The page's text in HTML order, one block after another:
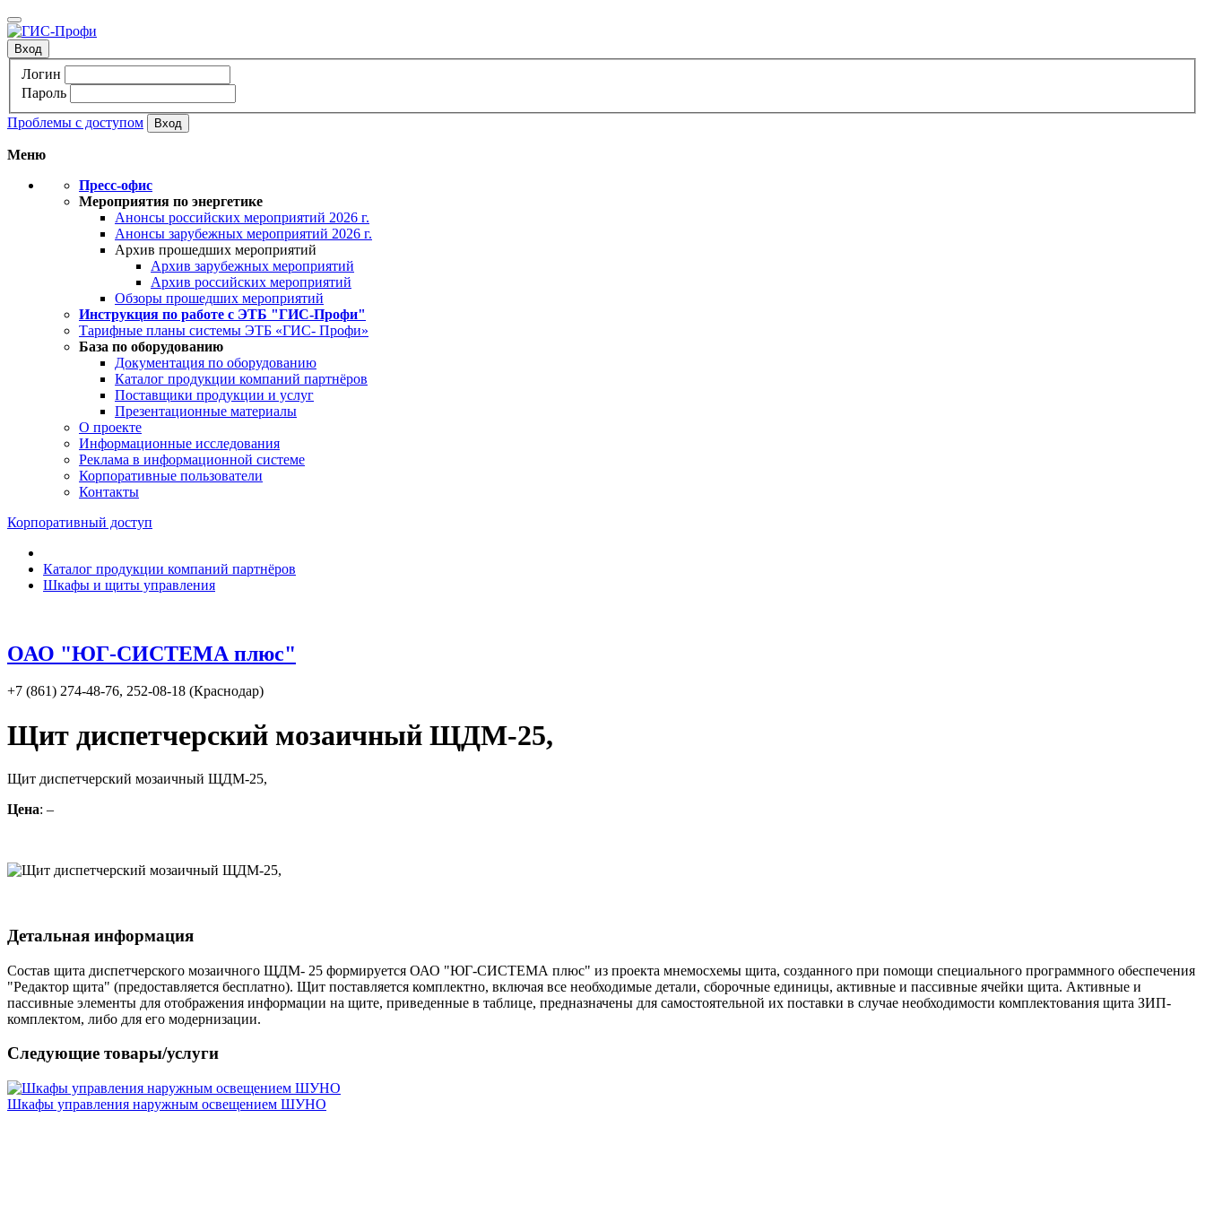
Вход
Логин
Пароль
Проблемы с доступом
Меню
Пресс-офис
Мероприятия по энергетике
Анонсы российских мероприятий 2026 г.
Анонсы зарубежных мероприятий 2026 г.
Архив прошедших мероприятий
Архив зарубежных мероприятий
Архив российских мероприятий
Обзоры прошедших мероприятий
Инструкция по работе с ЭТБ "ГИС-Профи"
Тарифные планы системы ЭТБ «ГИС- Профи»
База по оборудованию
Документация по оборудованию
Каталог продукции компаний партнёров
Поставщики продукции и услуг
Презентационные материалы
О проекте
Информационные исследования
Реклама в информационной системе
Корпоративные пользователи
Контакты
Корпоративный доступ
Каталог продукции компаний партнёров
Шкафы и щиты управления
ОАО "ЮГ-СИСТЕМА плюс"
+7 (861) 274-48-76, 252-08-18 (Краснодар)
Щит диспетчерский мозаичный ЩДМ-25,
Щит диспетчерский мозаичный ЩДМ-25,
Цена: –
Детальная информация
Состав щита диспетчерского мозаичного ЩДМ- 25 формируется ОАО "ЮГ-СИСТЕМА плюс" из проекта мнемосхемы щита, созданного при помощи специального программного обеспечения
"Редактор щита" (предоставляется бесплатно). Щит поставляется комплектно, включая все необходимые детали, сборочные единицы, активные и пассивные ячейки щита. Активные и
пассивные элементы для отображения информации на щите, приведенные в таблице, предназначены для самостоятельной их поставки в случае необходимости комплектования щита ЗИП-
комплектом, либо для его модернизации.
Следующие товары/услуги
Шкафы управления наружным освещением ШУНО